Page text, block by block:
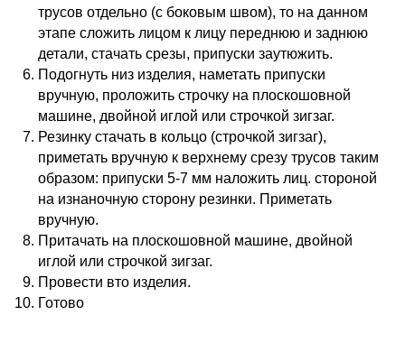
трусов отдельно (с боковым швом), то на данном
этапе сложить лицом к лицу переднюю и заднюю
детали, стачать срезы, припуски заутюжить.
Подогнуть низ изделия, наметать припуски
вручную, проложить строчку на плоскошовной
машине, двойной иглой или строчкой зигзаг.
Резинку стачать в кольцо (строчкой зигзаг),
приметать вручную к верхнему срезу трусов таким
образом: припуски 5-7 мм наложить лиц. стороной
на изнаночную сторону резинки. Приметать
вручную.
Притачать на плоскошовной машине, двойной
иглой или строчкой зигзаг.
Провести вто изделия.
Готово